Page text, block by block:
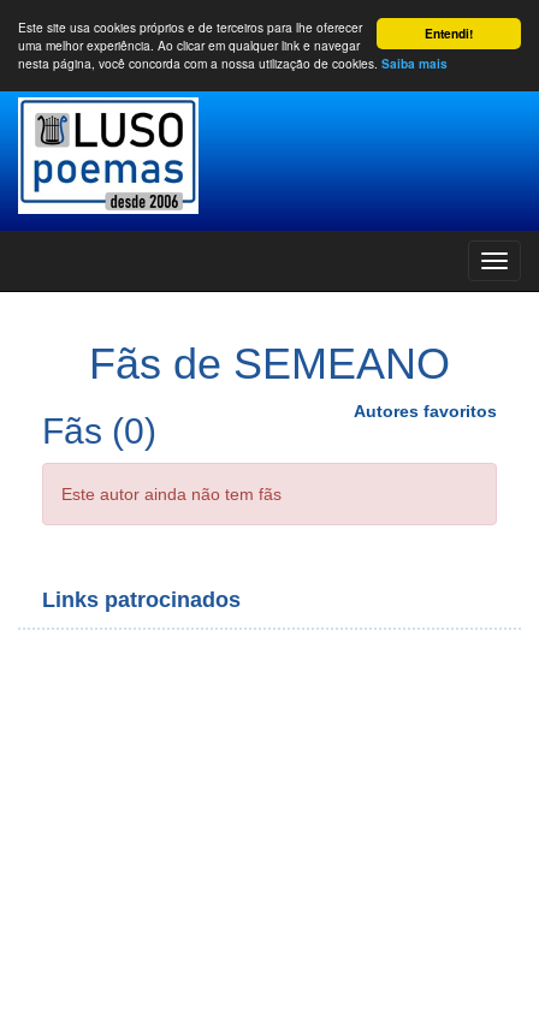
Entendi!
Este site usa cookies próprios e de terceiros para lhe oferecer
uma melhor experiência. Ao clicar em qualquer link e navegar
nesta página, você concorda com a nossa utilização de cookies. Saiba mais
Fãs de SEMEANO
Autores favoritos
Fãs (0)
Este autor ainda não tem fãs
Links patrocinados